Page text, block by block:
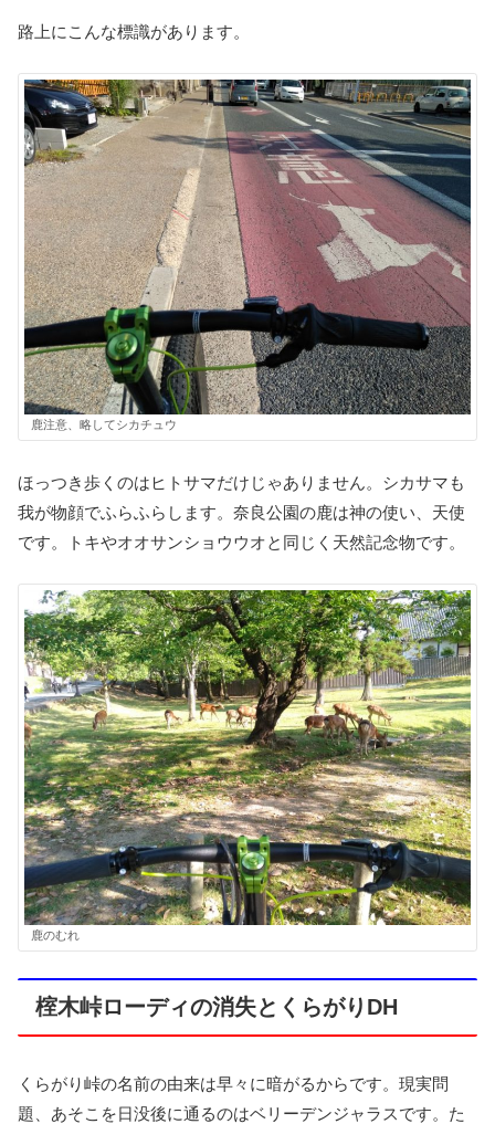
路上にこんな標識があります。
鹿注意、略してシカチュウ
ほっつき歩くのはヒトサマだけじゃありません。シカサマも
我が物顔でふらふらします。奈良公園の鹿は神の使い、天使
です。トキやオオサンショウウオと同じく天然記念物です。
鹿のむれ
榁木峠ローディの消失とくらがりDH
くらがり峠の名前の由来は早々に暗がるからです。現実問
題、あそこを日没後に通るのはベリーデンジャラスです。た